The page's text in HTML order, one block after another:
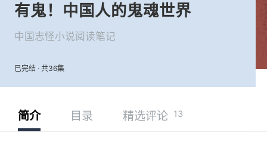
有鬼！中国人的鬼魂世界
中国志怪小说阅读笔记
已完结 · 共36集
简介 目录 精选评论 13